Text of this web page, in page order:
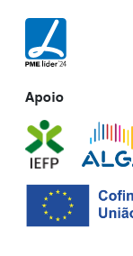
Apoio